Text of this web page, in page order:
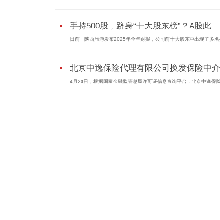
手持500股，跻身“十大股东榜”？A股此...
日前，陕西旅游发布2025年全年财报，公司前十大股东中出现了多名
北京中逸保险代理有限公司换发保险中
4月20日，根据国家金融监管总局许可证信息查询平台，北京中逸保